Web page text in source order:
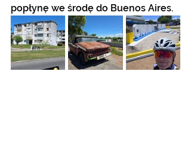
popłynę we środę do Buenos Aires.